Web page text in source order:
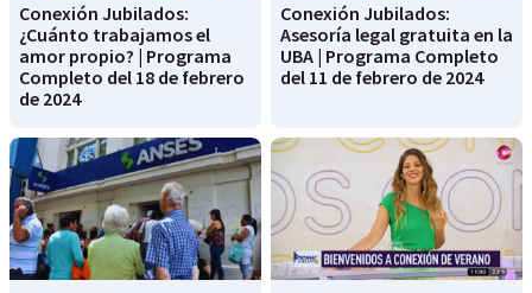
Conexión Jubilados:
¿Cuánto trabajamos el
amor propio? | Programa
Completo del 18 de febrero
de 2024
Conexión Jubilados:
Asesoría legal gratuita en la
UBA | Programa Completo
del 11 de febrero de 2024